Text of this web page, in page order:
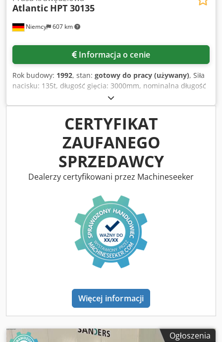
Niemcy 607 km
Atlantic HPT 30135
Informacja o cenie
Rok budowy: 1992, stan: gotowy do pracy (używany), Siła
nacisku: 135t, długość gięcia: 3000mm, nominalna długość
gięcia: 2600mm, rozstaw stojaków: 2600mm, wysięg:
250mm, skok suwaka: 120mm, prędkość robocza: 7mm/s,
waga maszyny: ok. 6800kg. Możliwość obejrzenia maszyny
na miejscu. Dksdpfx Aey Hvrcoqqjr
CERTYFIKAT
ZAUFANEGO
SPRZEDAWCY
Dealerzy certyfikowani przez Machineseeker
Więcej informacji
Ogłoszenia